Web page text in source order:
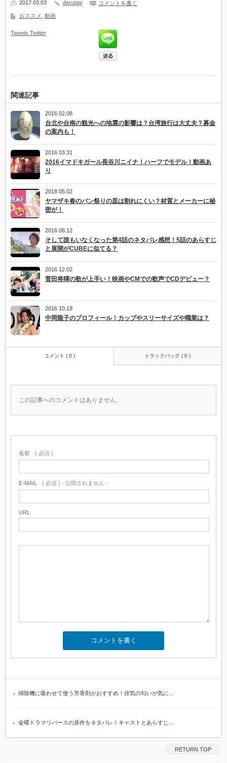
2017 03.03 derupipi コメントを書く
おススメ 動画
Tweets Twitter
関連記事
2016 02.08
台北や台南の観光への地震の影響は？台湾旅行は大丈夫？募金
の案内も！
2016 03.31
2016イマドキガール長谷川ニイナ！ハーフでモデル！動画あ
り
2018 05.02
ヤマザキ春のパン祭りの皿は割れにくい？材質とメーカーに秘
密が！
2016 08.12
そして誰もいなくなった第4話のネタバレ感想！5話のあらすじ
と展開がCUBEに似てる？
2016 12.02
菅田将暉の歌が上手い！映画やCMでの歌声でCDデビュー？
2016 10.19
中岡龍子のプロフィール！カップやスリーサイズや職業は？
コメント ( 0 ) トラックバック ( 0 )
この記事へのコメントはありません。
名前 ( 必須 )
E-MAIL ( 必須 ) - 公開されません -
URL
掃除機に吸わせて使う芳香剤がおすすめ！排気の匂いが気に…
金曜ドラマリバースの原作をネタバレ！キャストとあらすじ…
RETURN TOP